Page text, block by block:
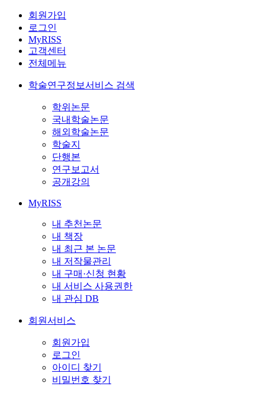
회원가입
로그인
MyRISS
고객센터
전체메뉴
학술연구정보서비스 검색
학위논문
국내학술논문
해외학술논문
학술지
단행본
연구보고서
공개강의
MyRISS
내 추천논문
내 책장
내 최근 본 논문
내 저작물관리
내 구매·신청 현황
내 서비스 사용권한
내 관심 DB
회원서비스
회원가입
로그인
아이디 찾기
비밀번호 찾기